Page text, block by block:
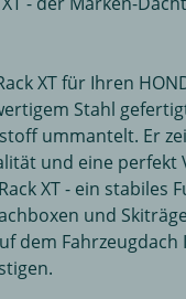
XT für Ihren
Stahl
ummantelt. Er
und eine perfekt
XT - ein stabiles
und
dem Fahrzeugdach